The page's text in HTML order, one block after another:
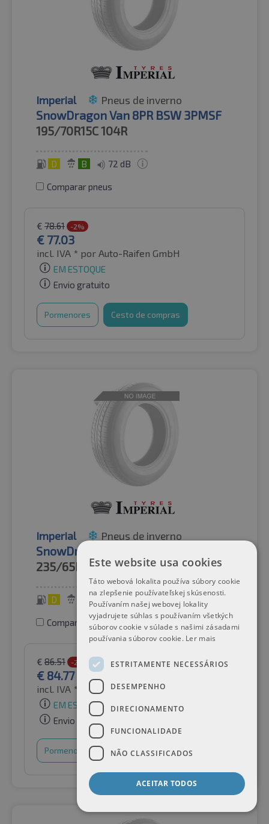
Imperial Pneus de inverno
SnowDragon Van 8PR BSW 3PMSF
195/70R15C104R
D B 72 dB
Comparar pneus
€ 78.61 -2%
€ 77.03
incl. IVA * por Auto-Raifen GmbH
EM ESTOQUE
Envio gratuito
Pormenores Cesto de compras
Imperial Pneus de inverno
SnowDragon Van 3PMSF
235/65R16C 115/113R
D 72 dB
Comparar pneus
€ 86.51 -2%
€ 84.77
incl. IVA * por Auto-Raifen GmbH
EM ESTOQUE
Envio gratuito
Pormenores Cesto de compras
Este website usa cookies
Táto webová lokalita používa súbory cookie
na zlepšenie používateľskej skúsenosti.
Používaním našej webovej lokality
vyjadrujete súhlas s používaním všetkých
súborov cookie v súlade s našimi zásadami
používania súborov cookie. Ler mais
ESTRITAMENTE NECESSÁRIOS
DESEMPENHO
DIRECIONAMENTO
FUNCIONALIDADE
NÃO CLASSIFICADOS
ACEITAR TODOS